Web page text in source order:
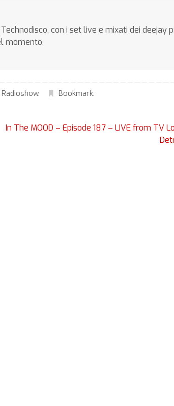
con i set live e mixati dei deejay
momento.
. Bookmark.
In The MOOD – Episode 187 – LIVE from TV